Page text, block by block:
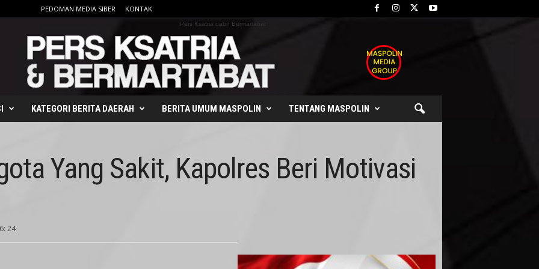
PEDOMAN MEDIA SIBER KONTAK
Pers Ksatria dabn Bermartabat
KATEGORI BERITA DAERAH BERITA UMUM MASPOLIN TENTANG MASPOLIN
Yang Sakit, Kapolres Beri Motivasi
24